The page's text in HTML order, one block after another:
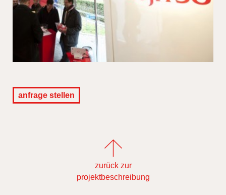
anfrage stellen
zurück zur
projektbeschreibung